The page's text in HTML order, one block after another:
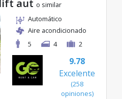
aut o similar
Automático
Aire acondicionado
5
4 2
9.78
Excelente
(258
opiniones)